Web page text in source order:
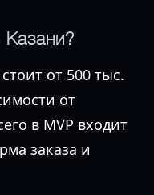
Казани?
от 500 тыс.
от
в MVP входит
заказа и